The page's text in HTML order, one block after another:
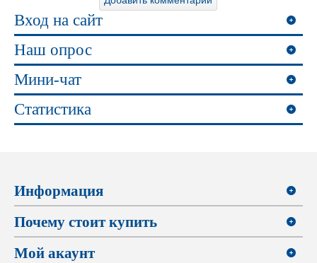
Вход на сайт
Наш опрос
Мини-чат
Статистика
Информация
Почему стоит купить
Мой акаунт